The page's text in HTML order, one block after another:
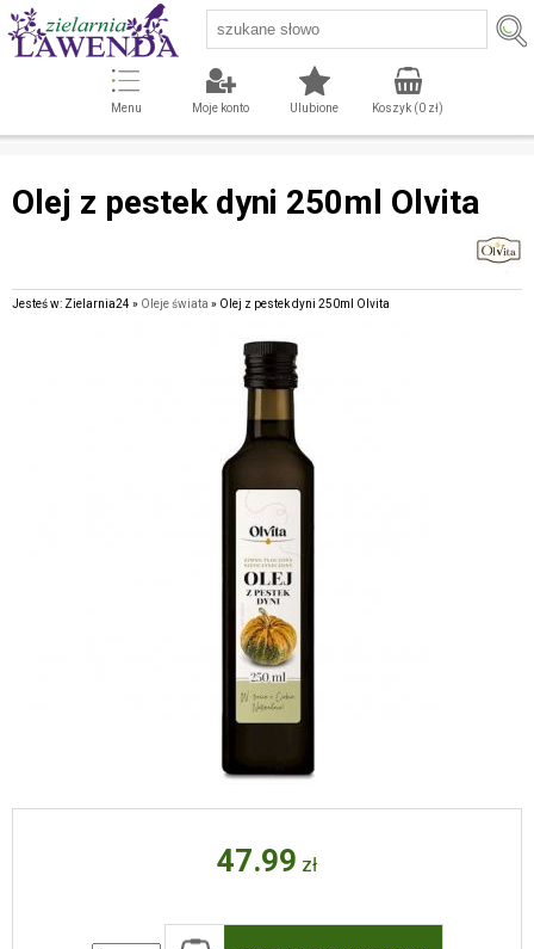
Menu Moje konto Ulubione Koszyk (0zł)
Olej z pestek dyni 250ml Olvita
Jesteś w: Zielarnia24 » Oleje świata » Olej z pestek dyni 250ml Olvita
47.99 zł